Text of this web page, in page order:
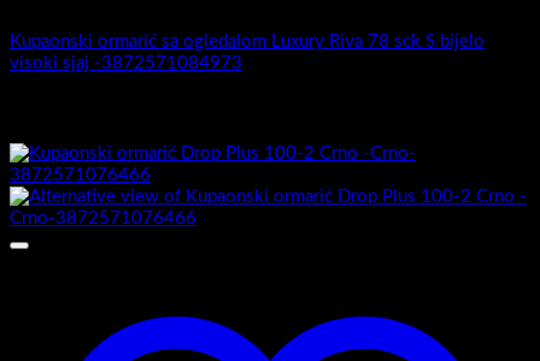
Kupaonski ormarić sa ogledalom Luxury Riva 78 sck S bijelo
visoki sjaj -3872571084973